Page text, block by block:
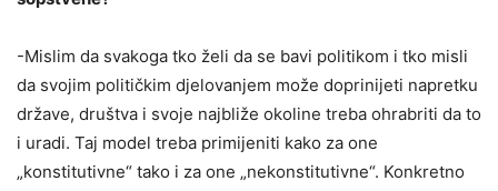
-Mislim da svakoga tko želi da se bavi politikom i tko misli
da svojim političkim djelovanjem može doprinijeti napretku
države, društva i svoje najbliže okoline treba ohrabriti da to
i uradi. Taj model treba primijeniti kako za one
„konstitutivne“ tako i za one „nekonstitutivne“. Konkretno